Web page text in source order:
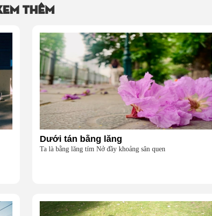
thêm
Dưới tán bằng lăng
Ta là bằng lăng tím Nở đầy khoảng sân quen